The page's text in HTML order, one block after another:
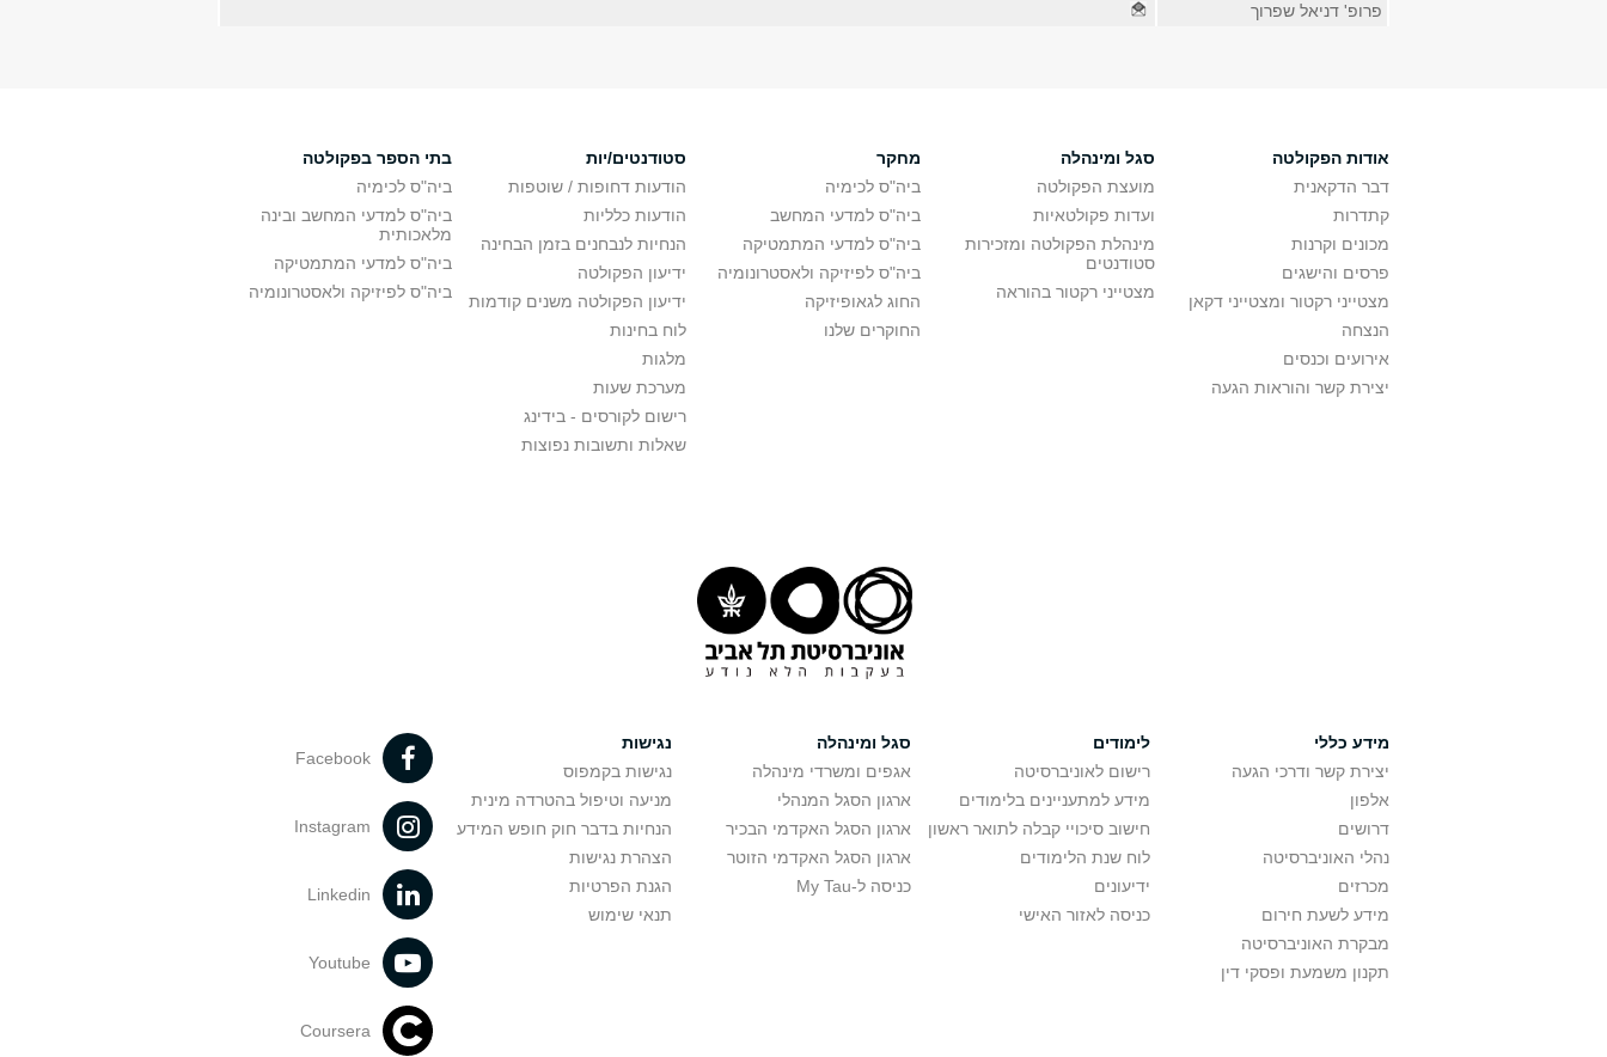
פרופ' דניאל שפרוך
אודות הפקולטה
דבר הדקאנית
קתדרות
מכונים וקרנות
פרסים והישגים
מצטייני רקטור ומצטייני דקאן
הנצחה
אירועים וכנסים
יצירת קשר והוראות הגעה
סגל ומינהלה
מועצת הפקולטה
ועדות פקולטאיות
מינהלת הפקולטה ומזכירות
סטודנטים
מצטייני רקטור בהוראה
מחקר
ביה"ס לכימיה
ביה"ס למדעי המחשב
ביה"ס למדעי המתמטיקה
ביה"ס לפיזיקה ולאסטרונומיה
החוג לגאופיזיקה
החוקרים שלנו
סטודנטים/יות
הודעות דחופות / שוטפות
הודעות כלליות
הנחיות לנבחנים בזמן הבחינה
ידיעון הפקולטה
ידיעון הפקולטה משנים קודמות
לוח בחינות
מלגות
מערכת שעות
רישום לקורסים - בידינג
שאלות ותשובות נפוצות
בתי הספר בפקולטה
ביה"ס לכימיה
ביה"ס למדעי המחשב ובינה
מלאכותית
ביה"ס למדעי המתמטיקה
ביה"ס לפיזיקה ולאסטרונומיה
מידע כללי
יצירת קשר ודרכי הגעה
אלפון
דרושים
נהלי האוניברסיטה
מכרזים
מידע לשעת חירום
מבקרת האוניברסיטה
תקנון משמעת ופסקי דין
לימודים
רישום לאוניברסיטה
מידע למתעניינים בלימודים
חישוב סיכויי קבלה לתואר ראשון
לוח שנת הלימודים
ידיעונים
כניסה לאזור האישי
סגל ומינהלה
אגפים ומשרדי מינהלה
ארגון הסגל המנהלי
ארגון הסגל האקדמי הבכיר
ארגון הסגל האקדמי הזוטר
כניסה ל-My Tau
נגישות
נגישות בקמפוס
מניעה וטיפול בהטרדה מינית
הנחיות בדבר חוק חופש המידע
הצהרת נגישות
הגנת הפרטיות
תנאי שימוש
Facebook
Instagram
Linkedin
Youtube
Coursera